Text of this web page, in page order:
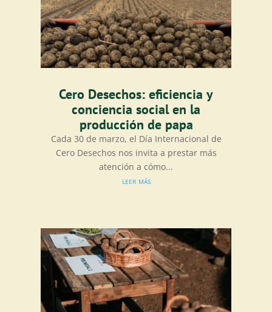
Cero Desechos: eficiencia y
conciencia social en la
producción de papa
Cada 30 de marzo, el Día Internacional de
Cero Desechos nos invita a prestar más
atención a cómo...
leer más